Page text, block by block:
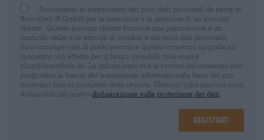
Acconsento al trattamento dei miei dati personali da parte di
Bierothek ® GmbH per la creazione e la gestione di un account
cliente. Questo account cliente fornisce una panoramica e un
controllo delle mie attività di vendita e dei miei dati personali.
Sono consapevole di poter revocare questo consenso in qualsiasi
momento con effetto per il futuro inviando un'e-mail a
shop@bierothek.de. La informiamo che la revoca del consenso non
pregiudica la liceità del trattamento effettuato sulla base del suo
consenso fino al momento della revoca. Ulteriori informazioni sono
disponibili nel nostro dichiarazione sulla protezione dei dati
Registrati